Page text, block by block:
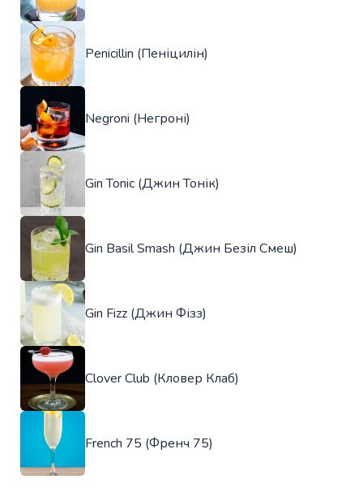
Penicillin (Пеніцилін)
Negroni (Негроні)
Gin Tonic (Джин Тонік)
Gin Basil Smash (Джин Безіл Смеш)
Gin Fizz (Джин Фізз)
Clover Club (Кловер Клаб)
French 75 (Френч 75)